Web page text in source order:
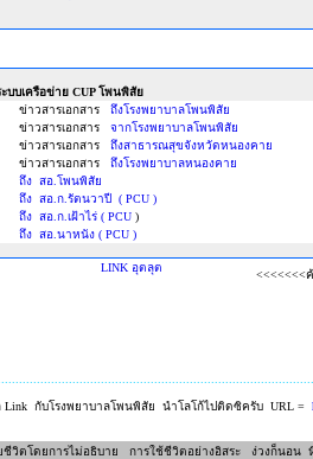
ะบบเครือข่าย CUP โพนพิสัย
ข่าวสารเอกสารถึงโรงพยาบาลโพนพิสัย
ข่าวสารเอกสาร จากโรงพยาบาลโพนพิสัย
ข่าวสารเอกสาร ถึงสาธารณสุขจังหวัดหนองคาย
ข่าวสารเอกสาร ถึงโรงพยาบาลหนองคาย
ถึง สอ.โพนพิสัย
ถึง สอ.ก.รัตนวาปี ( PCU )
ถึง สอ.ก.เฝ้าไร่ ( PCU )
ถึง สอ.นาหนัง ( PCU )
<<<<<<<
Link กับโรงพยาบาลโพนพิสัย นำโลโก้ไปติดซิครับ URL =
ชีวิตโดยการไม่อธิบาย การใช้ชีวิตอย่างอิสระ ง่วงก็นอ